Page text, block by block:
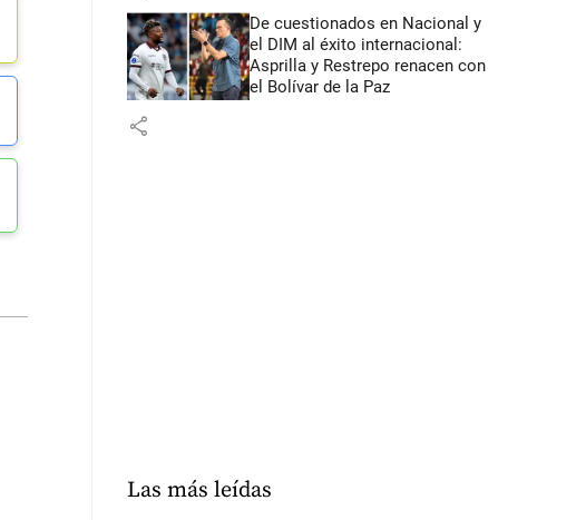
De cuestionados en Nacional y
el DIM al éxito internacional:
Asprilla y Restrepo renacen con
el Bolívar de la Paz
share
Las más leídas